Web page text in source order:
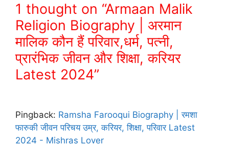
1 thought on “Armaan Malik
Religion Biography | अरमान
मालिक कौन हैं परिवार,धर्म, पत्नी,
प्रारंभिक जीवन और शिक्षा, करियर
Latest 2024”
Pingback: Ramsha Farooqui Biography | रमशा
फारुकी जीवन परिचय उम्र, करियर, शिक्षा, परिवार Latest
2024 - Mishras Lover